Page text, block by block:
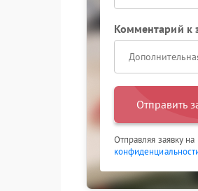
Комментарий к
Отправить
Отправляя заявку